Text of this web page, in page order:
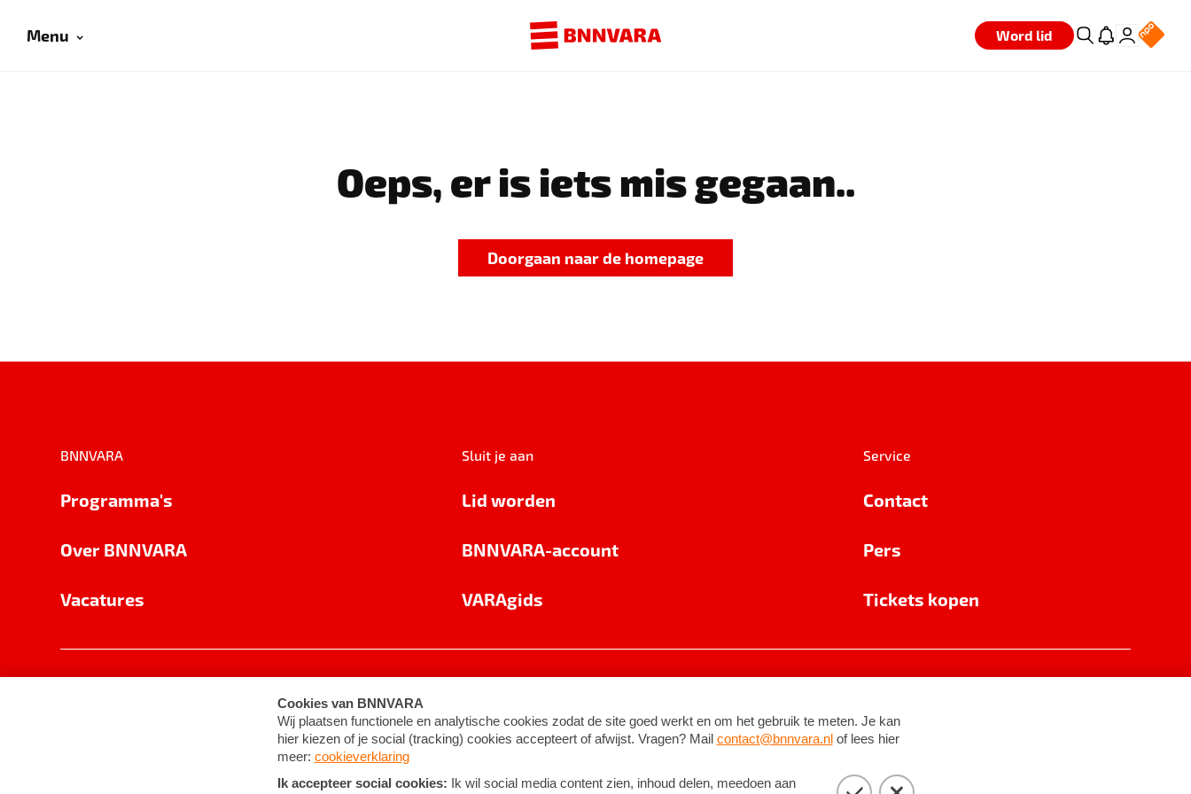
Menu Word lid
Oeps, er is iets mis gegaan..
Doorgaan naar de homepage
BNNVARA
Programma's
Over BNNVARA
Vacatures
Sluit je aan
Lid worden
BNNVARA-account
VARAgids
Service
Contact
Pers
Tickets kopen
Cookie-instellingen Algemene voorwaarden ©2026BNNVARA